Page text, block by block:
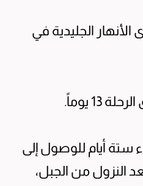
الجليدية في
13 يوماً.
ستة أيام للوصول إلى
النزول من الجبل،